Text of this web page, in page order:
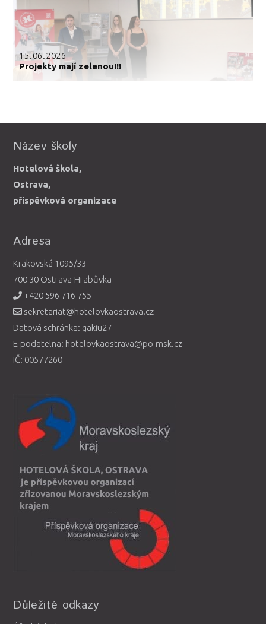
15.06.2026
Projekty mají zelenou!!!
Název školy
Hotelová škola,
Ostrava,
příspěvková organizace
Adresa
Krakovská 1095/33
700 30 Ostrava-Hrabůvka
+420 596 716 755
sekretariat@hotelovkaostrava.cz
Datová schránka: gakiu27
E-podatelna: hotelovkaostrava@po-msk.cz
IČ: 00577260
Důležité odkazy